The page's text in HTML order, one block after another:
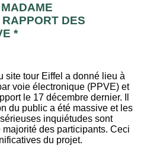
DES
*
site tour Eiffel a donné lieu à
voie électronique (PPVE) et
le 17 décembre dernier. Il
du public a été massive et les
inquiétudes sont
des participants. Ceci
du projet.